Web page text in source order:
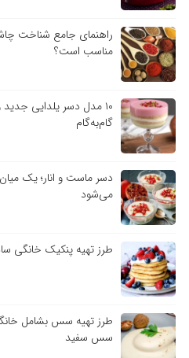
راهنمای جامع شناخت
مناسب است؟
گام‌به‌گام
می‌شود
طرز تهیه پنکیک خانگی ساده
طرز تهیه سس بشامل
سس سفید